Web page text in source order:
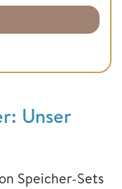
Unser
Speicher-Sets